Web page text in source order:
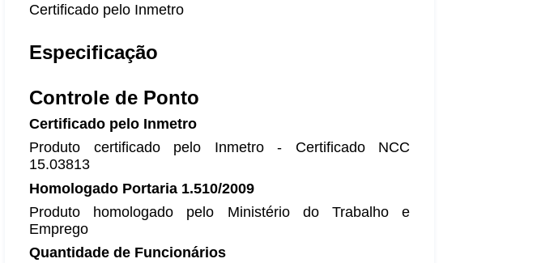
Certificado pelo Inmetro
Especificação
Controle de Ponto
Certificado pelo Inmetro
Produto certificado pelo Inmetro - Certificado NCC
15.03813
Homologado Portaria 1.510/2009
Produto homologado pelo Ministério do Trabalho e
Emprego
Quantidade de Funcionários